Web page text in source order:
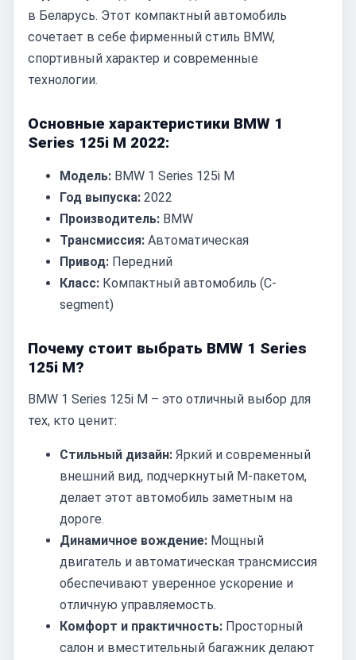
в Беларусь. Этот компактный автомобиль
сочетает в себе фирменный стиль BMW,
спортивный характер и современные
технологии.
Основные характеристики BMW 1
Series 125i M 2022:
Модель: BMW 1 Series 125i M
Год выпуска: 2022
Производитель: BMW
Трансмиссия: Автоматическая
Привод: Передний
Класс: Компактный автомобиль (C-
segment)
Почему стоит выбрать BMW 1 Series
125i M?
BMW 1 Series 125i M – это отличный выбор для
тех, кто ценит:
Стильный дизайн: Яркий и современный
внешний вид, подчеркнутый M-пакетом,
делает этот автомобиль заметным на
дороге.
Динамичное вождение: Мощный
двигатель и автоматическая трансмиссия
обеспечивают уверенное ускорение и
отличную управляемость.
Комфорт и практичность: Просторный
салон и вместительный багажник делают